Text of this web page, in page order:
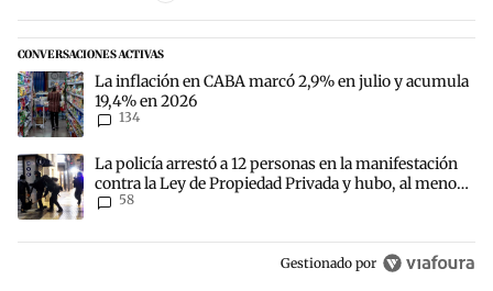
CONVERSACIONES ACTIVAS
Este listado muestra los artículos con más comentarios en los
Un artículo de tendencia con el título "La inflación en CABA
La inflación en CABA marcó 2,9% en julio y acumula
19,4% en 2026
134
Un artículo de tendencia con el título "La policía arrestó a 12
La policía arrestó a 12 personas en la manifestación
contra la Ley de Propiedad Privada y hubo, al menos,
3 agentes heridos
58
Gestionado por